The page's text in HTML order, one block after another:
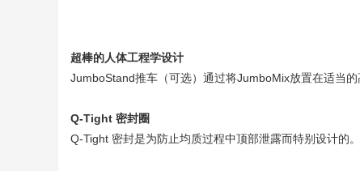
超棒的人体工程学设计
JumboStand推车（可选）通过将JumboMix放置在适当
Q-Tight 密封圈
Q-Tight 密封是为防止均质过程中顶部泄露而特别设计的。